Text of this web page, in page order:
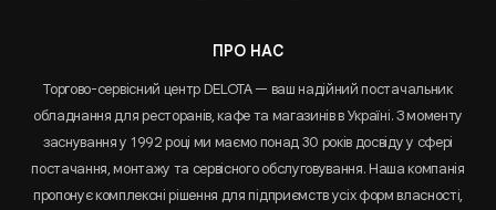
ПРО НАС
Торгово-сервісний центр DELOTA — ваш надійний постачальник
обладнання для ресторанів, кафе та магазинів в Україні. З моменту
заснування у 1992 році ми маємо понад 30 років досвіду у сфері
постачання, монтажу та сервісного обслуговування. Наша компанія
пропонує комплексні рішення для підприємств усіх форм власності,